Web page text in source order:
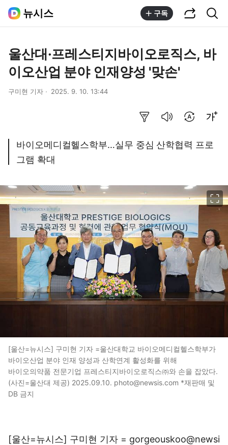
뉴시스 구독
울산대·프레스티지바이오로직스, 바
이오산업 분야 인재양성 '맞손'
구미현 기자 2025. 9. 10. 13:44
바이오메디컬헬스학부…실무 중심 산학협력 프로
그램 확대
[울산=뉴시스] 구미현 기자 =울산대학교 바이오메디컬헬스학부가
바이오산업 분야 인재 양성과 산학연계 활성화를 위해
바이오의약품 전문기업 프레스티지바이오로직스㈜와 손을 잡았다.
(사진=울산대 제공) 2025.09.10. photo@newsis.com *재판매 및
DB 금지
[울산=뉴시스] 구미현 기자 = gorgeouskoo@newsi